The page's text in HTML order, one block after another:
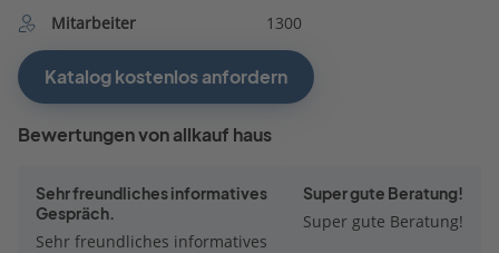
Mitarbeiter
1300
Katalog kostenlos anfordern
Bewertungen von allkauf haus
Sehr freundliches informatives
Gespräch.
Sehr freundliches informatives
Super gute Beratung!
Super gute Beratung!